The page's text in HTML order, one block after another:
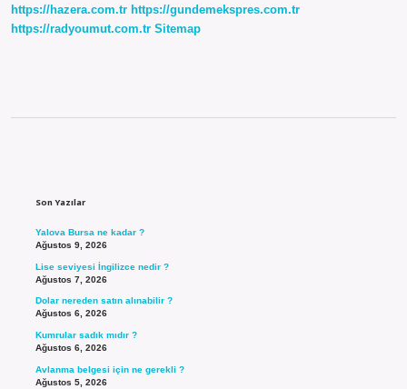
https://hazera.com.tr https://gundemekspres.com.tr
https://radyoumut.com.tr Sitemap
Son Yazılar
Yalova Bursa ne kadar ?
Ağustos 9, 2026
Lise seviyesi İngilizce nedir ?
Ağustos 7, 2026
Dolar nereden satın alınabilir ?
Ağustos 6, 2026
Kumrular sadık mıdır ?
Ağustos 6, 2026
Avlanma belgesi için ne gerekli ?
Ağustos 5, 2026